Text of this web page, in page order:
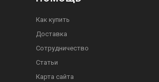
Как купить
Доставка
Сотрудничество
Статьи
Карта сайта